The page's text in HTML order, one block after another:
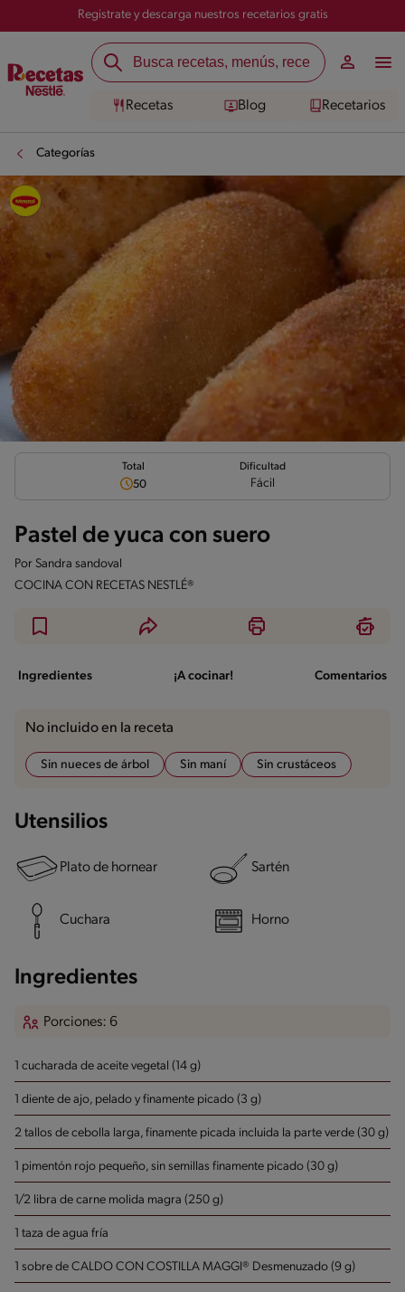
Registrate y descarga nuestros recetarios gratis
Recetas Blog Recetarios
Categorías
Total
50
Dificultad
Fácil
Pastel de yuca con suero
Por Sandra sandoval
COCINA CON RECETAS NESTLÉ®
Ingredientes ¡A cocinar! Comentarios
No incluido en la receta
Sin nueces de árbol Sin maní Sin crustáceos
Utensilios
Plato de hornear Sartén
Cuchara Horno
Ingredientes
Porciones: 6
1 cucharada de aceite vegetal (14 g)
1 diente de ajo, pelado y finamente picado (3 g)
2 tallos de cebolla larga, finamente picada incluida la parte verde (30 g)
1 pimentón rojo pequeño, sin semillas finamente picado (30 g)
1/2 libra de carne molida magra (250 g)
1 taza de agua fría
1 sobre de CALDO CON COSTILLA MAGGI® Desmenuzado (9 g)